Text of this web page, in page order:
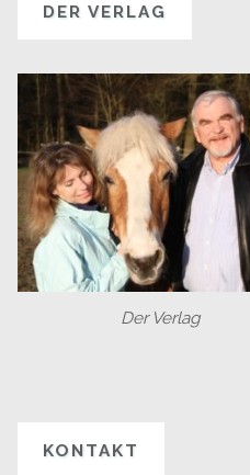
DER VERLAG
Der Verlag
KONTAKT